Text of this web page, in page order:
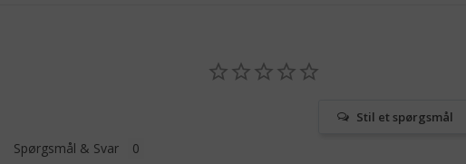
Stil et spørgsmål
Spørgsmål & Svar